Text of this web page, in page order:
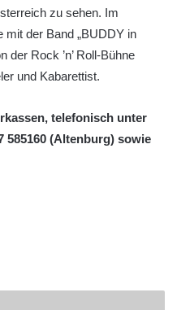
zu sehen. Im
der Band „BUDDY in
der Rock ’n’ Roll-Bühne
und Kabarettist.
telefonisch unter
585160 (Altenburg) sowie